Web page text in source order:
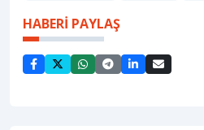
HABERİ PAYLAŞ